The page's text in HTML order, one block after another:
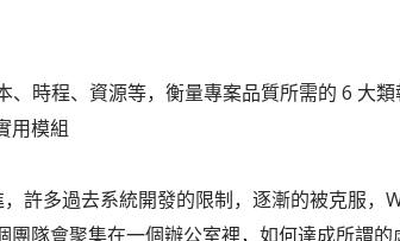
時程、資源等，衡量專案品質所需的 6 大
用模組
許多過去系統開發的限制，逐漸的被克服，
隊會聚集在一個辦公室裡，如何達成所謂